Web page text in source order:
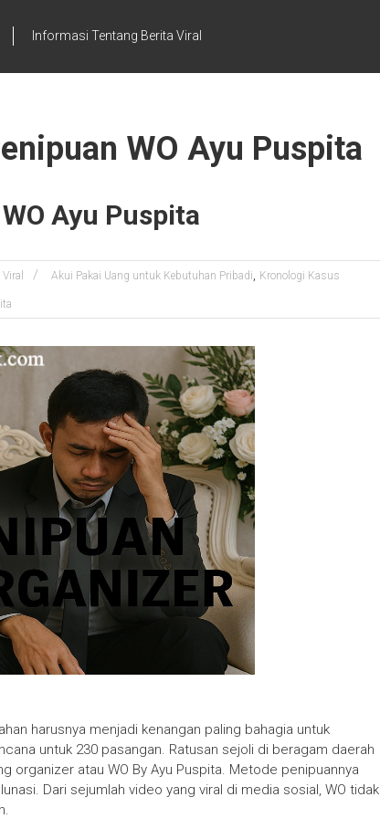
Informasi Tentang Berita Viral
WO Ayu Puspita
Ayu Puspita
Akui Pakai Uang untuk Kebutuhan Pribadi, Kronologi Kasus
harusnya menjadi kenangan paling bahagia untuk
untuk 230 pasangan. Ratusan sejoli di beragam daerah
organizer atau WO By Ayu Puspita. Metode penipuannya
Dari sejumlah video yang viral di media sosial, WO tidak